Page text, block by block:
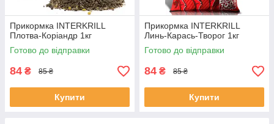
Прикормка INTERKRILL
Плотва-Коріандр 1кг
Готово до відправки
84 ₴ 85 ₴
Купити
Прикормка INTERKRILL
Линь-Карась-Творог 1кг
Готово до відправки
84 ₴ 85 ₴
Купити